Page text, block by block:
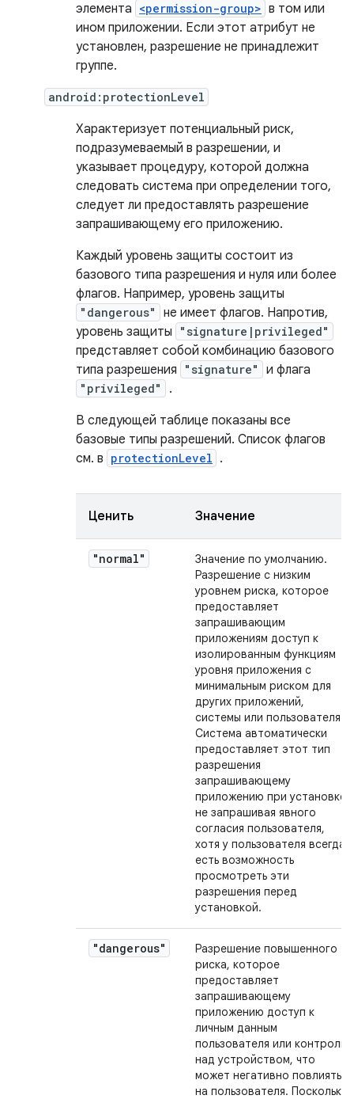
элемента <permission-group> в том или
ином приложении. Если этот атрибут не
установлен, разрешение не принадлежит
группе.
android:protectionLevel
Характеризует потенциальный риск,
подразумеваемый в разрешении, и
указывает процедуру, которой должна
следовать система при определении того,
следует ли предоставлять разрешение
запрашивающему его приложению.
Каждый уровень защиты состоит из
базового типа разрешения и нуля или более
флагов. Например, уровень защиты
"dangerous"
не имеет флагов. Напротив,
уровень защиты
"signature|privileged"
представляет собой комбинацию базового
типа разрешения
"signature" и флага
"privileged"
.
В следующей таблице показаны все
базовые типы разрешений. Список флагов
см. в protectionLevel .
Ценить Значение
"normal"
Значение по умолчанию.
Разрешение с низким
уровнем риска, которое
предоставляет
запрашивающим
приложениям доступ к
изолированным функциям
уровня приложения с
минимальным риском для
других приложений,
системы или пользователя.
Система автоматически
предоставляет этот тип
разрешения
запрашивающему
приложению при установке,
не запрашивая явного
согласия пользователя,
хотя у пользователя всегда
есть возможность
просмотреть эти
разрешения перед
установкой.
"dangerous"
Разрешение повышенного
риска, которое
предоставляет
запрашивающему
приложению доступ к
личным данным
пользователя или контроль
над устройством, что
может негативно повлиять
на пользователя. Поскольку